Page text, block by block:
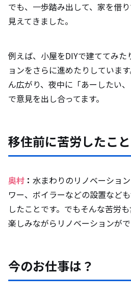
でも、一歩踏み出して、家を借
見えてきました。
例えば、小屋をDIYで建ててみた
ョンをさらに進めたりしていま
ん広がり、夜中に「あーしたい
で意見を出し合ってます。
移住前に苦労したこ
奥村 ： 水まわりのリノベーショ
ワー、ボイラーなどの設置など
したことです。でもそんな苦労
楽しみながらリノベーションがで
今のお仕事は？